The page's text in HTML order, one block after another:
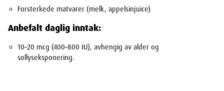
Forsterkede matvarer (melk, appelsinjuice)
Anbefalt daglig inntak:
10–20 mcg (400–800 IU), avhengig av alder og
sollyseksponering.